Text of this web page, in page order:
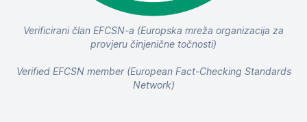
Verificirani član EFCSN-a (Europska mreža organizacija za
provjeru činjenične točnosti)
Verified EFCSN member (European Fact-Checking Standards
Network)